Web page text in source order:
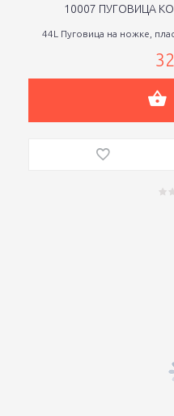
10007 ПУГОВИЦА
44L Пуговица на ножке,